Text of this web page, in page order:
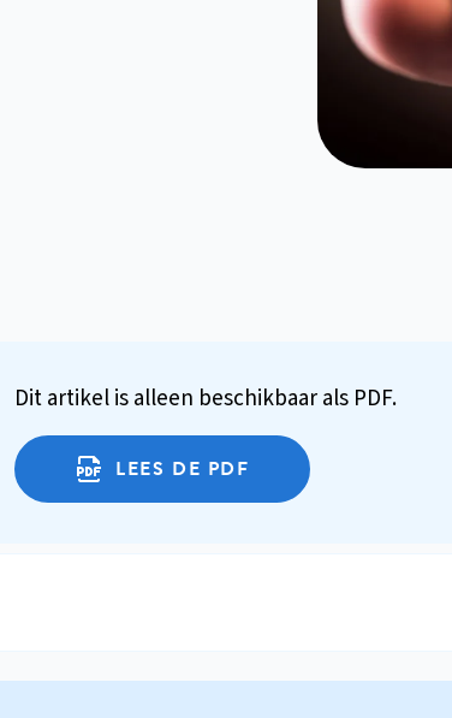
Dit artikel is alleen beschikbaar als PDF.
LEES DE PDF